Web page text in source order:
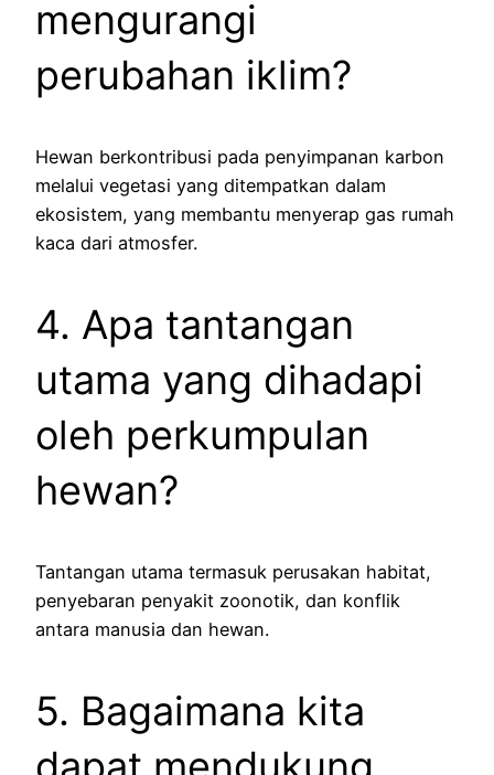
mengurangi
perubahan iklim?
Hewan berkontribusi pada penyimpanan karbon
melalui vegetasi yang ditempatkan dalam
ekosistem, yang membantu menyerap gas rumah
kaca dari atmosfer.
4. Apa tantangan
utama yang dihadapi
oleh perkumpulan
hewan?
Tantangan utama termasuk perusakan habitat,
penyebaran penyakit zoonotik, dan konflik
antara manusia dan hewan.
5. Bagaimana kita